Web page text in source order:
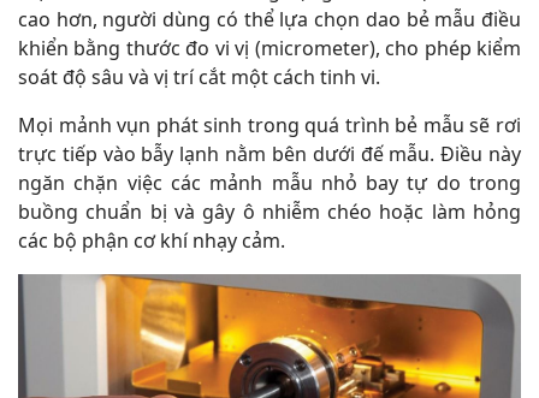
cao hơn, người dùng có thể lựa chọn dao bẻ mẫu điều
khiển bằng thước đo vi vị (micrometer), cho phép kiểm
soát độ sâu và vị trí cắt một cách tinh vi.
Mọi mảnh vụn phát sinh trong quá trình bẻ mẫu sẽ rơi
trực tiếp vào bẫy lạnh nằm bên dưới đế mẫu. Điều này
ngăn chặn việc các mảnh mẫu nhỏ bay tự do trong
buồng chuẩn bị và gây ô nhiễm chéo hoặc làm hỏng
các bộ phận cơ khí nhạy cảm.